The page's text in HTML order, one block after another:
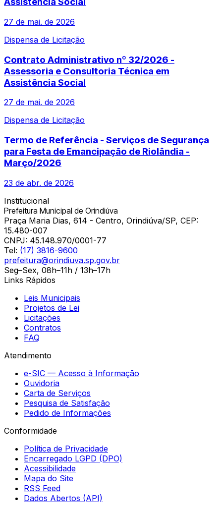
27 de mai. de 2026
Dispensa de Licitação
Contrato Administrativo nº 32/2026 -
Assessoria e Consultoria Técnica em
Assistência Social
27 de mai. de 2026
Dispensa de Licitação
Termo de Referência - Serviços de Segurança
para Festa de Emancipação de Riolândia -
Março/2026
23 de abr. de 2026
Institucional
Prefeitura Municipal de Orindiúva
Praça Maria Dias, 614 - Centro, Orindiúva/SP, CEP:
15.480-007
CNPJ: 45.148.970/0001-77
Tel: (17) 3816-9600
prefeitura@orindiuva.sp.gov.br
Seg–Sex, 08h–11h / 13h–17h
Links Rápidos
Leis Municipais
Projetos de Lei
Licitações
Contratos
FAQ
Atendimento
e-SIC — Acesso à Informação
Ouvidoria
Carta de Serviços
Pesquisa de Satisfação
Pedido de Informações
Conformidade
Política de Privacidade
Encarregado LGPD (DPO)
Acessibilidade
Mapa do Site
RSS Feed
Dados Abertos (API)